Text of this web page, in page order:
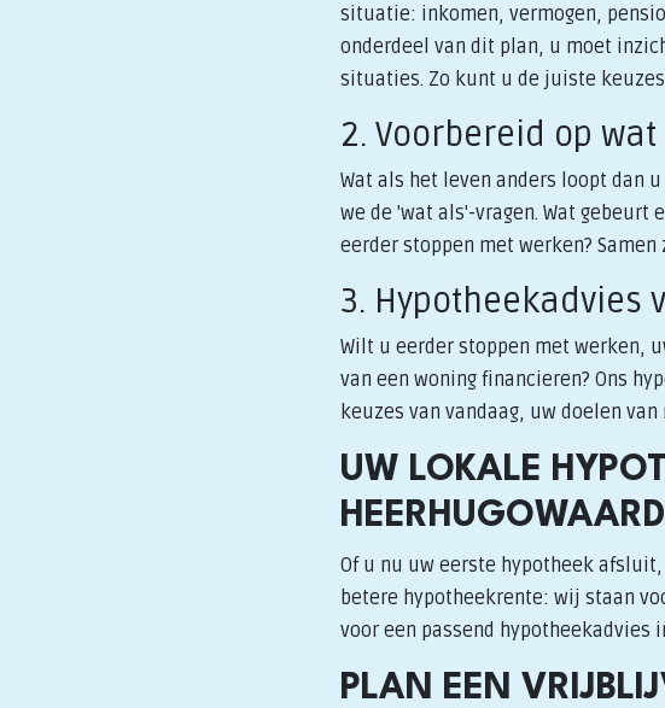
situatie: inkomen, vermogen,
onderdeel van dit plan, u moet
situaties. Zo kunt u de juiste
2. Voorbereid op
Wat als het leven anders loopt dan
we de 'wat als'-vragen. Wat
eerder stoppen met werken?
3. Hypotheekadvies
Wilt u eerder stoppen met werken,
van een woning financieren? Ons
keuzes van vandaag, uw doelen
UW LOKALE
HEERHUGOWAARD
Of u nu uw eerste hypotheek
betere hypotheekrente: wij staan
voor een passend hypotheekadvies
PLAN EEN